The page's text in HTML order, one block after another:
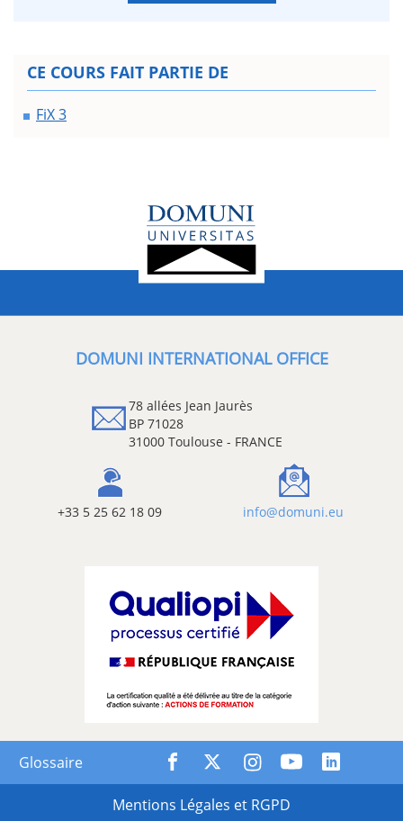
CE COURS FAIT PARTIE DE
FiX 3
DOMUNI INTERNATIONAL OFFICE
78 allées Jean Jaurès
BP 71028
31000 Toulouse - FRANCE
+33 5 25 62 18 09 info@domuni.eu
Glossaire
Mentions Légales et RGPD